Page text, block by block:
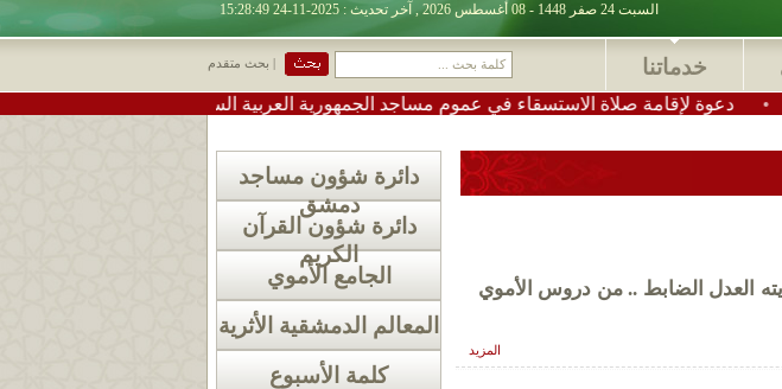
السبت 24 صفر 1448 - 08 أغسطس 2026 , آخر تحديث : 2025-11-24 15:28:49
خدماتنا | بحث متقدم
لإقامة صلاة الاستسقاء في عموم مساجد الجمهورية العربية السورية
دائرة شؤون مساجد
دمشق
دائرة شؤون القرآن
الكريم
الجامع الأموي
المعالم الدمشقية الأثرية
كلمة الأسبوع
العدل الضابط .. من دروس الأموي
المزيد